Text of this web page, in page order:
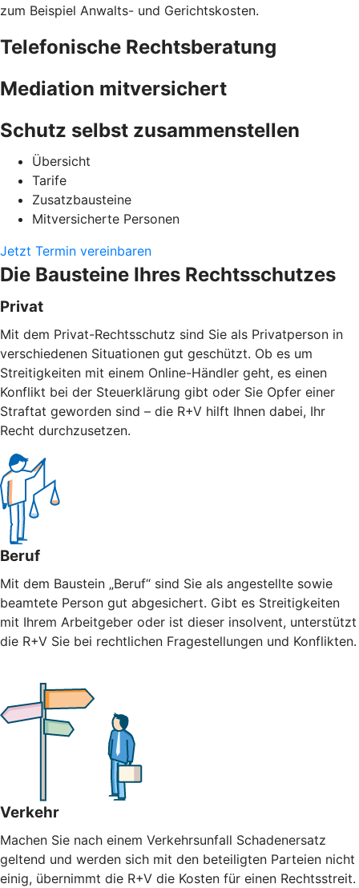
zum Beispiel Anwalts- und Gerichtskosten.
Telefonische Rechtsberatung
Mediation mitversichert
Schutz selbst zusammenstellen
Übersicht
Tarife
Zusatzbausteine
Mitversicherte Personen
Jetzt Termin vereinbaren
Die Bausteine Ihres Rechtsschutzes
Privat
Mit dem Privat-Rechtsschutz sind Sie als Privatperson in
verschiedenen Situationen gut geschützt. Ob es um
Streitigkeiten mit einem Online-Händler geht, es einen
Konflikt bei der Steuerklärung gibt oder Sie Opfer einer
Straftat geworden sind – die R+V hilft Ihnen dabei, Ihr
Recht durchzusetzen.
Beruf
Mit dem Baustein „Beruf“ sind Sie als angestellte sowie
beamtete Person gut abgesichert. Gibt es Streitigkeiten
mit Ihrem Arbeitgeber oder ist dieser insolvent, unterstützt
die R+V Sie bei rechtlichen Fragestellungen und Konflikten.
Verkehr
Machen Sie nach einem Verkehrsunfall Schadenersatz
geltend und werden sich mit den beteiligten Parteien nicht
einig, übernimmt die R+V die Kosten für einen Rechtsstreit.